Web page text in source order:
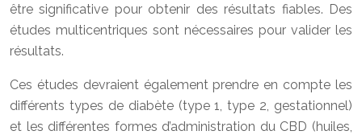
être significative pour obtenir des résultats fiables. Des
études multicentriques sont nécessaires pour valider les
résultats.
Ces études devraient également prendre en compte les
différents types de diabète (type 1, type 2, gestationnel)
et les différentes formes d’administration du CBD (huiles,